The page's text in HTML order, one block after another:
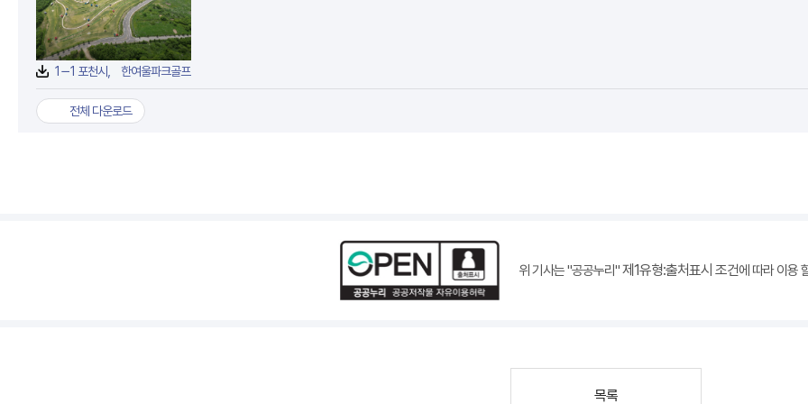
첨부파일
전체 다운로드
위 기사는 "공공누리"제1유형:출처표시 조건에 따라 이용
목록